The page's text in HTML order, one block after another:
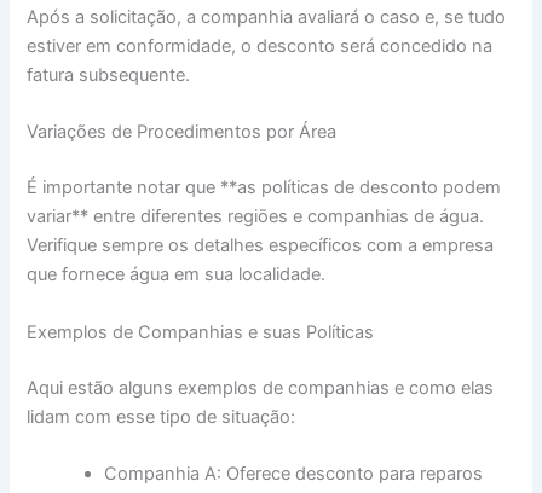
Após a solicitação, a companhia avaliará o caso e, se tudo
estiver em conformidade, o desconto será concedido na
fatura subsequente.
Variações de Procedimentos por Área
É importante notar que **as políticas de desconto podem
variar** entre diferentes regiões e companhias de água.
Verifique sempre os detalhes específicos com a empresa
que fornece água em sua localidade.
Exemplos de Companhias e suas Políticas
Aqui estão alguns exemplos de companhias e como elas
lidam com esse tipo de situação:
Companhia A: Oferece desconto para reparos